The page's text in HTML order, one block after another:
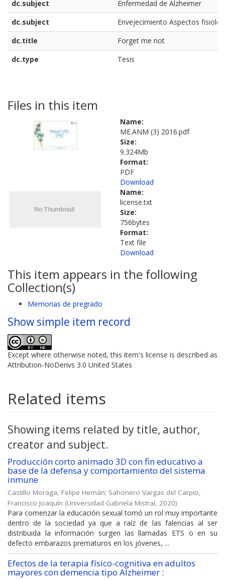
dc.subject
Enfermedad de Alzheimer
dc.subject
Envejecimiento Aspectos
dc.title
Forget me not
dc.type
Tesis
Files in this item
Name:
ME.ANM (3) 2016.pdf
Size:
9.324Mb
Format:
PDF
Download
Name:
license.txt
Size:
756bytes
Format:
Text file
Download
This item appears in the following
Collection(s)
Memorias de pregrado
Show simple item record
Except where otherwise noted, this item's license is described as
Attribution-NoDerivs 3.0 United States
Related items
Showing items related by title, author,
creator and subject.
Producción corto animado 3D con fin educativo a
base de la defensa y comportamiento del sistema
inmune
Castillo Moraga, Felipe Hernán; Sahonero Vargas del Carpio,
Francisco Joaquín (Universidad Gabriela Mistral, 2020)
Para comenzar la educación sexual tomó un rol muy importante
dentro de la sociedad ya que a raíz de las falencias al ser
distribuida la información surgen las llamadas ETS o en su
defecto embarazos prematuros en los jóvenes, ...
Efectos de la terapia físico-cognitiva en adultos
mayores con demencia tipo Alzheimer :